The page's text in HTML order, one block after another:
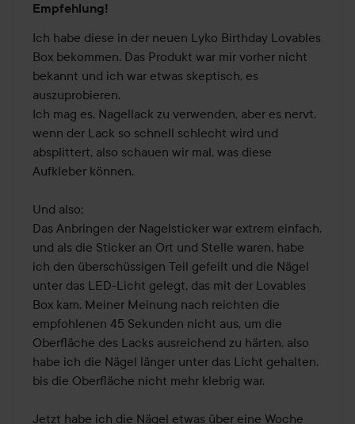
5
von
5
Empfehlung!
Ich habe diese in der neuen Lyko Birthday Lovables
Box bekommen. Das Produkt war mir vorher nicht
bekannt und ich war etwas skeptisch, es
auszuprobieren.
Ich mag es, Nagellack zu verwenden, aber es nervt,
wenn der Lack so schnell schlecht wird und
absplittert, also schauen wir mal, was diese
Aufkleber können.
Und also:
Das Anbringen der Nagelsticker war extrem einfach,
und als die Sticker an Ort und Stelle waren, habe
ich den überschüssigen Teil gefeilt und die Nägel
unter das LED-Licht gelegt, das mit der Lovables
Box kam. Meiner Meinung nach reichten die
empfohlenen 45 Sekunden nicht aus, um die
Oberfläche des Lacks ausreichend zu härten, also
habe ich die Nägel länger unter das Licht gehalten,
bis die Oberfläche nicht mehr klebrig war.
Jetzt habe ich die Nägel etwas über eine Woche